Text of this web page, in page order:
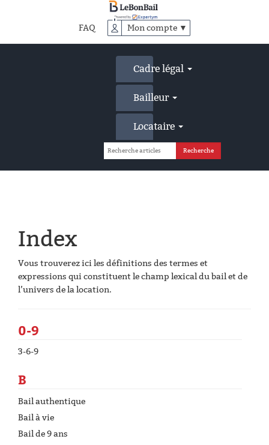
FAQ Mon compte ▼
Cadre légal
Bailleur
Locataire
Index
Vous trouverez ici les définitions des termes et
expressions qui constituent le champ lexical du bail et de
l’univers de la location.
0-9
3-6-9
B
Bail authentique
Bail à vie
Bail de 9 ans